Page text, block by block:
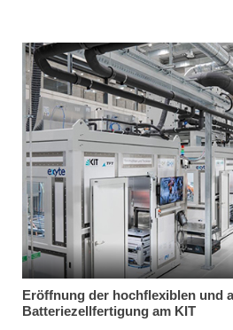
Eröffnung der hochflexiblen und
Batteriezellfertigung am KIT